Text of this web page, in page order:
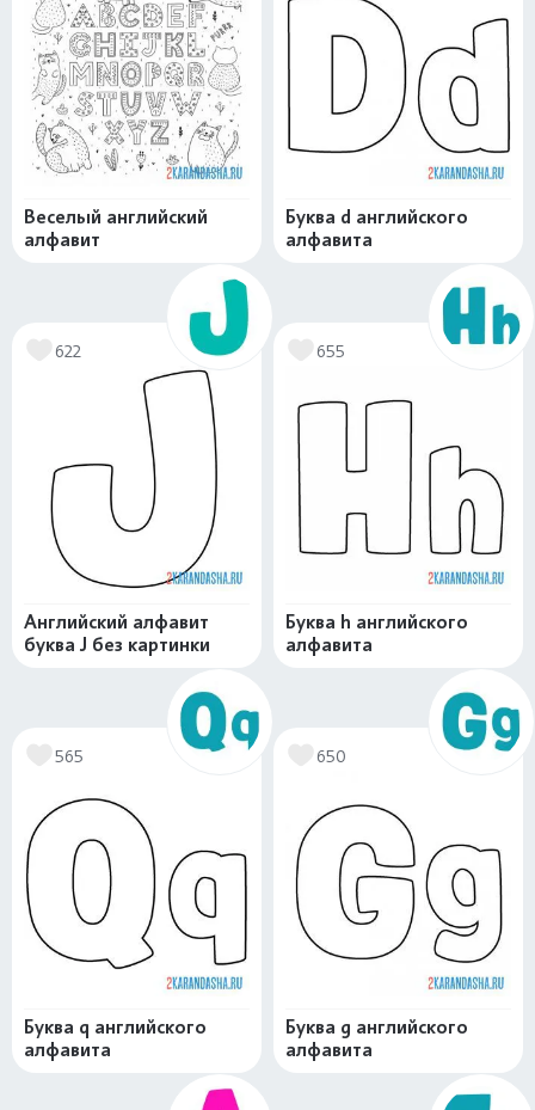
Веселый английский
алфавит
Буква d английского
алфавита
622
Английский алфавит
буква J без картинки
655
Буква h английского
алфавита
565
Буква q английского
алфавита
650
Буква g английского
алфавита